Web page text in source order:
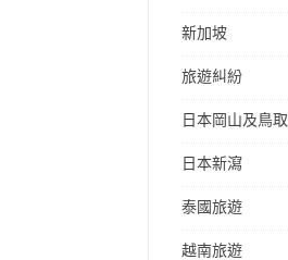
新加坡
旅遊糾紛
日本岡山及鳥取
日本新瀉
泰國旅遊
越南旅遊